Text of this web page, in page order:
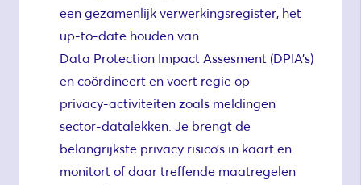
een gezamenlijk verwerkingsregister, het
up-to-date houden van
Data Protection Impact Assesment (DPIA’s)
en coördineert en voert regie op
privacy-activiteiten zoals meldingen
sector-datalekken. Je brengt de
belangrijkste privacy risico’s in kaart en
monitort of daar treffende maatregelen